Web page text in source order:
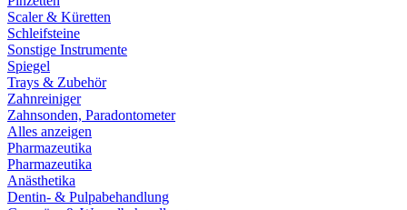
Scaler & Küretten
Schleifsteine
Sonstige Instrumente
Spiegel
Trays & Zubehör
Zahnreiniger
Zahnsonden, Paradontometer
Alles anzeigen
Pharmazeutika
Pharmazeutika
Anästhetika
Dentin- & Pulpabehandlung